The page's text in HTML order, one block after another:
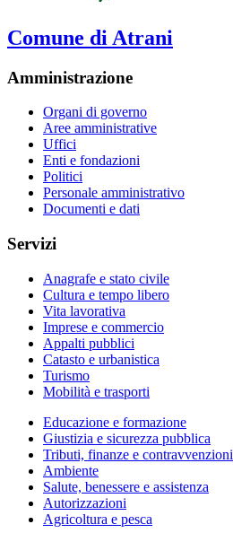
Comune di Atrani
Amministrazione
Organi di governo
Aree amministrative
Uffici
Enti e fondazioni
Politici
Personale amministrativo
Documenti e dati
Servizi
Anagrafe e stato civile
Cultura e tempo libero
Vita lavorativa
Imprese e commercio
Appalti pubblici
Catasto e urbanistica
Turismo
Mobilità e trasporti
Educazione e formazione
Giustizia e sicurezza pubblica
Tributi, finanze e contravvenzioni
Ambiente
Salute, benessere e assistenza
Autorizzazioni
Agricoltura e pesca